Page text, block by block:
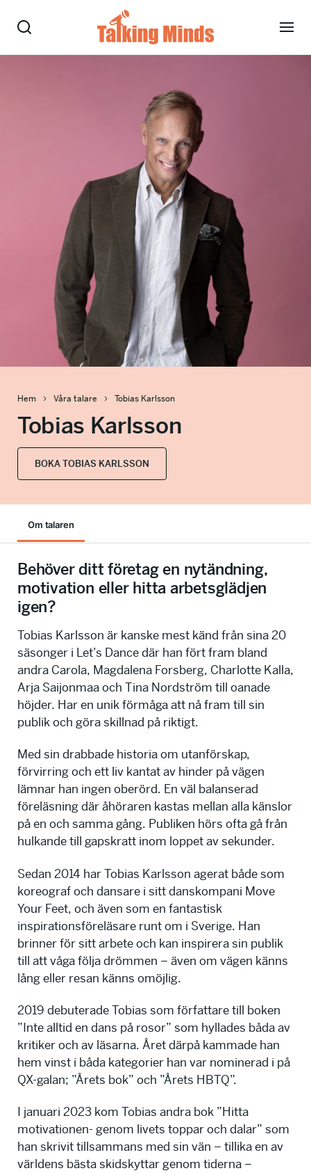
Nyheter
Kontakt
08-38 15 15
info@talkingminds.se
Hem Våra talare Tobias Karlsson
Tobias Karlsson
BOKA TOBIAS KARLSSON
Om talaren
Behöver ditt företag en nytändning,
motivation eller hitta arbetsglädjen
igen?
Tobias Karlsson är kanske mest känd från sina 20
säsonger i Let’s Dance där han fört fram bland
andra Carola, Magdalena Forsberg, Charlotte Kalla,
Arja Saijonmaa och Tina Nordström till oanade
höjder. Har en unik förmåga att nå fram till sin
publik och göra skillnad på riktigt.
Med sin drabbade historia om utanförskap,
förvirring och ett liv kantat av hinder på vägen
lämnar han ingen oberörd. En väl balanserad
föreläsning där åhöraren kastas mellan alla känslor
på en och samma gång. Publiken hörs ofta gå från
hulkande till gapskratt inom loppet av sekunder.
Sedan 2014 har Tobias Karlsson agerat både som
koreograf och dansare i sitt danskompani Move
Your Feet, och även som en fantastisk
inspirationsföreläsare runt om i Sverige. Han
brinner för sitt arbete och kan inspirera sin publik
till att våga följa drömmen – även om vägen känns
lång eller resan känns omöjlig.
2019 debuterade Tobias som författare till boken
”Inte alltid en dans på rosor” som hyllades båda av
kritiker och av läsarna. Året därpå kammade han
hem vinst i båda kategorier han var nominerad i på
QX-galan; ”Årets bok” och ”Årets HBTQ”.
I januari 2023 kom Tobias andra bok ”Hitta
motivationen- genom livets toppar och dalar” som
han skrivit tillsammans med sin vän – tillika en av
världens bästa skidskyttar genom tiderna –